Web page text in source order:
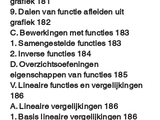
9. Dalen van functie afleiden uit
grafiek 182
C. Bewerkingen met functies 183
1. Samengestelde functies 183
2. Inverse functies 184
D. Overzichtsoefeningen
eigenschappen van functies 185
V. Lineaire functies en vergelijkingen
186
A. Lineaire vergelijkingen 186
1. Basis lineaire vergelijkingen 186